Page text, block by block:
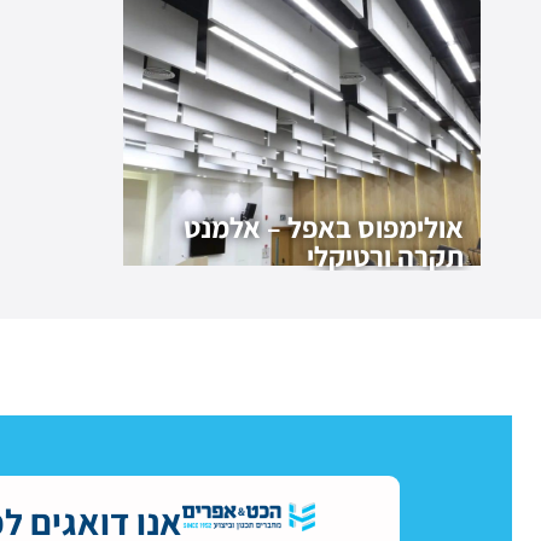
אולימפוס באפל – אלמנט
תקרה ורטיקלי
אנו דואגים